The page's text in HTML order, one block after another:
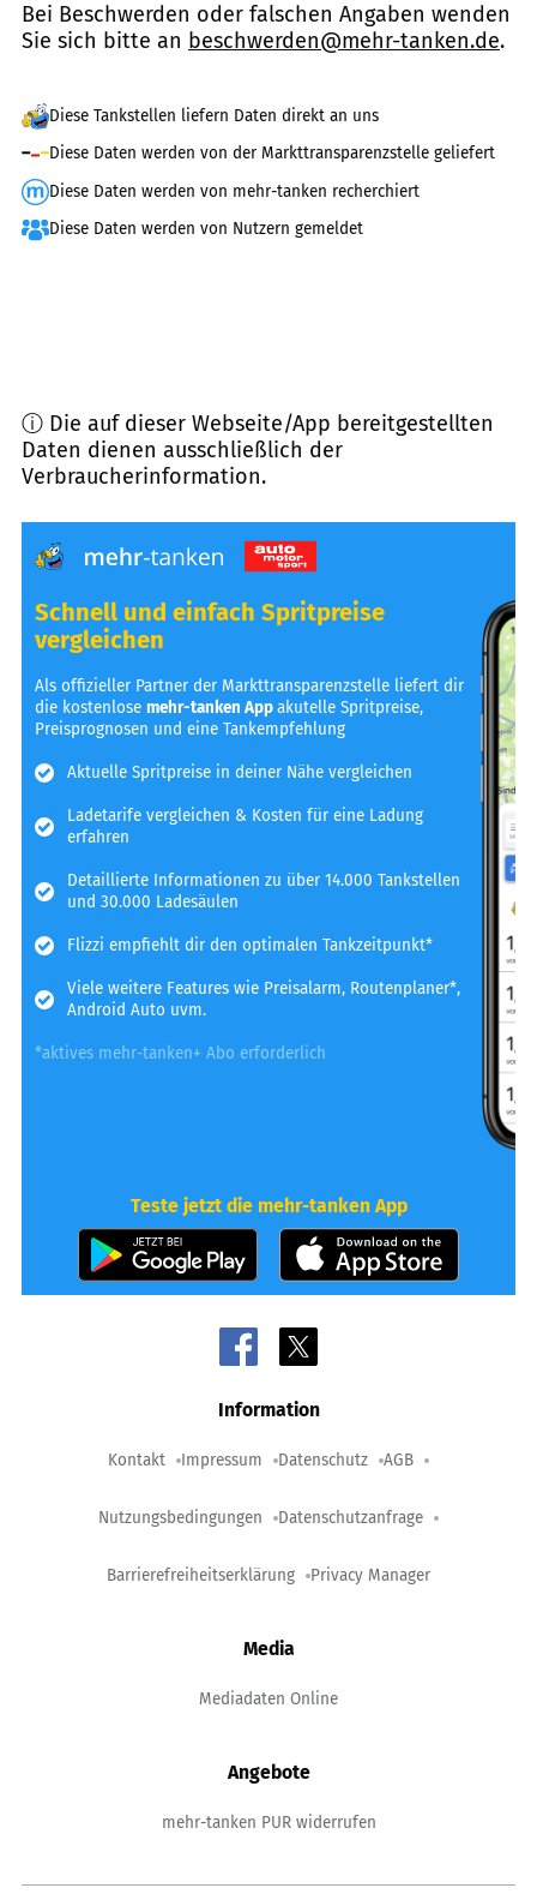
Bei Beschwerden oder falschen Angaben wenden
Sie sich bitte an beschwerden@mehr-tanken.de.
Diese Tankstellen liefern Daten direkt an uns
Diese Daten werden von der Markttransparenzstelle geliefert
Diese Daten werden von mehr-tanken recherchiert
Diese Daten werden von Nutzern gemeldet
ⓘ Die auf dieser Webseite/App bereitgestellten
Daten dienen ausschließlich der
Verbraucherinformation.
Schnell und einfach Spritpreise
vergleichen
Als offizieller Partner der Markttransparenzstelle liefert dir
die kostenlosemehr-tanken Appakutelle Spritpreise,
Preisprognosen und eine Tankempfehlung
Aktuelle Spritpreise in deiner Nähe vergleichen
Ladetarife vergleichen & Kosten für eine Ladung
erfahren
Detaillierte Informationen zu über 14.000 Tankstellen
und 30.000 Ladesäulen
Flizzi empfiehlt dir den optimalen Tankzeitpunkt*
Viele weitere Features wie Preisalarm, Routenplaner*,
Android Auto uvm.
*aktives mehr-tanken+ Abo erforderlich
Teste jetzt die mehr-tanken App
Information
Kontakt Impressum Datenschutz AGB
Nutzungsbedingungen Datenschutzanfrage
Barrierefreiheitserklärung Privacy Manager
Media
Mediadaten Online
Angebote
mehr-tanken PUR widerrufen